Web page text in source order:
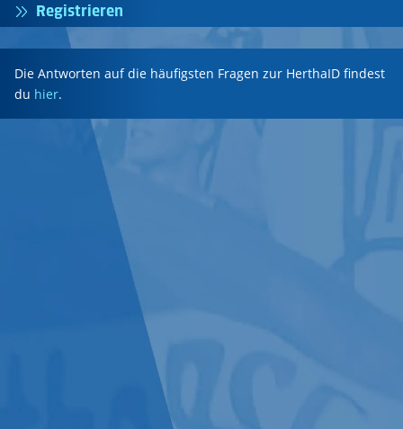
Registrieren
Die Antworten auf die häufigsten Fragen zur HerthaID findest
du hier.